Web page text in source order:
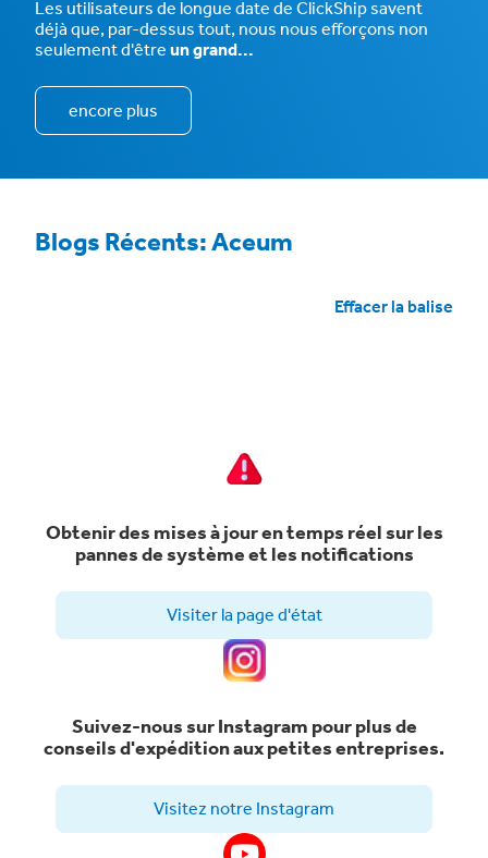
Les utilisateurs de longue date de ClickShip savent
déjà que, par-dessus tout, nous nous efforçons non
seulement d'être un grand...
encore plus
Blogs Récents: Aceum
Effacer la balise
Obtenir des mises à jour en temps réel sur les
pannes de système et les notifications
Visiter la page d'état
Suivez-nous sur Instagram pour plus de
conseils d'expédition aux petites entreprises.
Visitez notre Instagram